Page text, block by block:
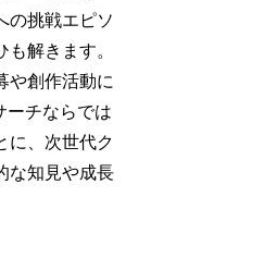
の挑戦エピソ
解きます。
や創作活動に
ーチならでは
に、次世代ク
な知見や成長